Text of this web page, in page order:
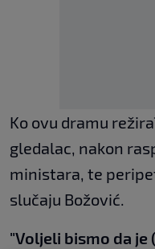
Ko ovu dramu
gledalac, nakon
ministara, te
slučaju Božović.
"Voljeli bismo da je